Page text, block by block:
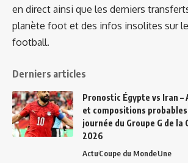
en direct ainsi que les derniers
planète foot et des infos insolites sur
football.
Derniers articles
Pronostic Égypte vs Iran –
et compositions
journée du Groupe G de la
2026
ActuCoupe du MondeUne